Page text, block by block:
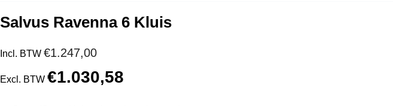
Salvus Ravenna 6 Kluis
Incl. BTW €1.247,00
Excl. BTW €1.030,58